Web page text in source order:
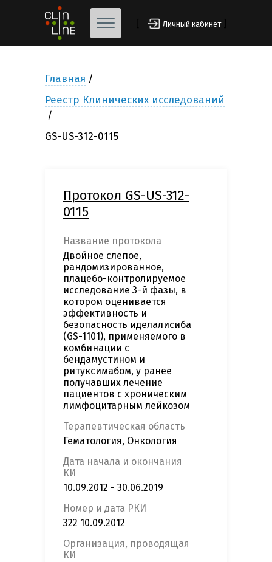
Личный кабинет
Главная
Реестр Клинических исследований
GS-US-312-0115
Протокол GS-US-312-
0115
Название протокола
Двойное слепое,
рандомизированное,
плацебо-контролируемое
исследование 3-й фазы, в
котором оценивается
эффективность и
безопасность иделалисиба
(GS-1101), применяемого в
комбинации с
бендамустином и
ритуксимабом, у ранее
получавших лечение
пациентов с хроническим
лимфоцитарным лейкозом
Терапевтическая область
Гематология, Онкология
Дата начала и окончания
КИ
10.09.2012 - 30.06.2019
Номер и дата РКИ
322 10.09.2012
Организация, проводящая
КИ